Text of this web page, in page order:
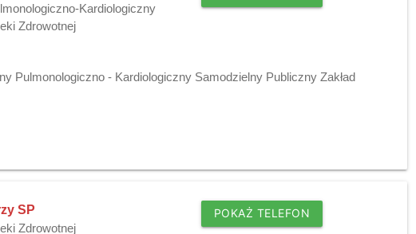
Kardiologiczny
Zdrowotnej
Pulmonologiczno - Kardiologiczny Samodzielny Publiczny Zakład
SP
Zdrowotnej
POKAŻ TELEFON